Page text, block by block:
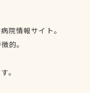
院情報サイト。
的。
。